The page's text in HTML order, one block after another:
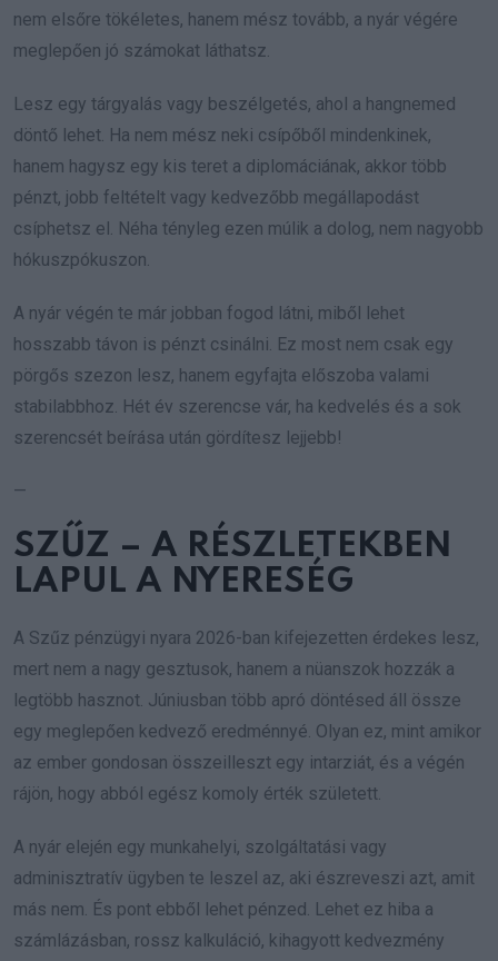
nem elsőre tökéletes, hanem mész tovább, a nyár végére
meglepően jó számokat láthatsz.
Lesz egy tárgyalás vagy beszélgetés, ahol a hangnemed
döntő lehet. Ha nem mész neki csípőből mindenkinek,
hanem hagysz egy kis teret a diplomáciának, akkor több
pénzt, jobb feltételt vagy kedvezőbb megállapodást
csíphetsz el. Néha tényleg ezen múlik a dolog, nem nagyobb
hókuszpókuszon.
A nyár végén te már jobban fogod látni, miből lehet
hosszabb távon is pénzt csinálni. Ez most nem csak egy
pörgős szezon lesz, hanem egyfajta előszoba valami
stabilabbhoz. Hét év szerencse vár, ha kedvelés és a sok
szerencsét beírása után gördítesz lejjebb!
—
SZŰZ – A RÉSZLETEKBEN
LAPUL A NYERESÉG
A Szűz pénzügyi nyara 2026-ban kifejezetten érdekes lesz,
mert nem a nagy gesztusok, hanem a nüanszok hozzák a
legtöbb hasznot. Júniusban több apró döntésed áll össze
egy meglepően kedvező eredménnyé. Olyan ez, mint amikor
az ember gondosan összeilleszt egy intarziát, és a végén
rájön, hogy abból egész komoly érték született.
A nyár elején egy munkahelyi, szolgáltatási vagy
adminisztratív ügyben te leszel az, aki észreveszi azt, amit
más nem. És pont ebből lehet pénzed. Lehet ez hiba a
számlázásban, rossz kalkuláció, kihagyott kedvezmény